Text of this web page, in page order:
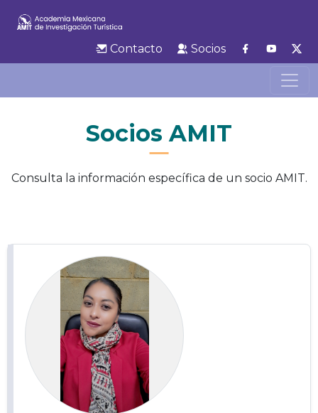
Contacto Socios
Socios AMIT
Consulta la información específica de un socio AMIT.